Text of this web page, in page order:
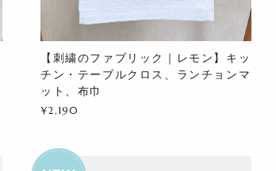
【刺繍のファブリック｜レモン】キッ
チン・テーブルクロス、ランチョンマ
ット、布巾
¥2,190